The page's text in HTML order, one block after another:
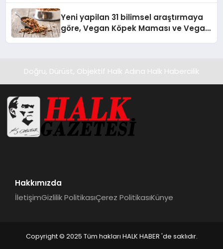
Yeni yapilan 31 bilimsel araştırmaya
göre, Vegan Köpek Maması ve Vegan
Doğru, Dürüst, Objektif Halk Adına Halk Habercilik
Hakkımızda
İletişimGizlilik PolitikasıÇerez PolitikasıKünye
Copyright © 2025 Tüm hakları HALK HABER 'de saklıdır.